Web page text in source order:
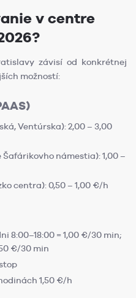
v centre
závisí od konkrétnej
možností:
Ventúrska): 2,00 – 3,00
Šafárikovho námestia): 1,00 –
centra): 0,50 – 1,00 €/h
8:00–18:00 = 1,00 €/30 min;
€/30 min
1,50 €/h